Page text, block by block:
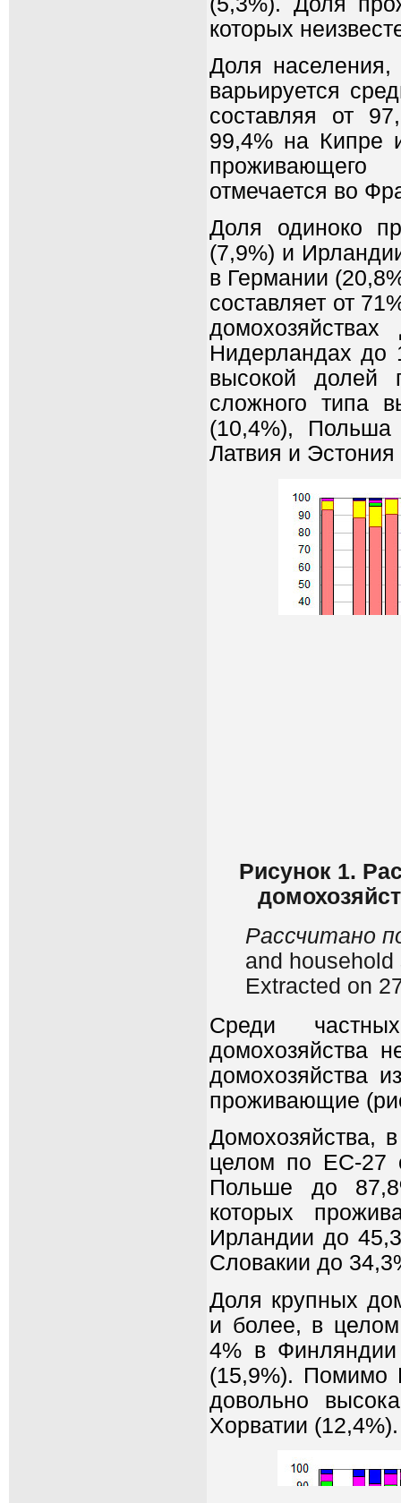
которых
Доля населения,
варьируется
составляя от
99,4% на Кипре
отмечается во
Доля одиноко
(7,9%) и
в Германии
составляет от
Нидерландах до
высокой долей
сложного типа
(10,4%),
Латвия и Эстония
Рисунок 1.
Рассчитано
and
Extracted on
Среди
домохозяйства
домохозяйства
проживающие
Домохозяйства,
целом по ЕС-27
Польше до
которых
Ирландии до
Словакии до
Доля крупных
и более, в
4% в
(15,9%). Помимо
довольно
Хорватии (12,4%).